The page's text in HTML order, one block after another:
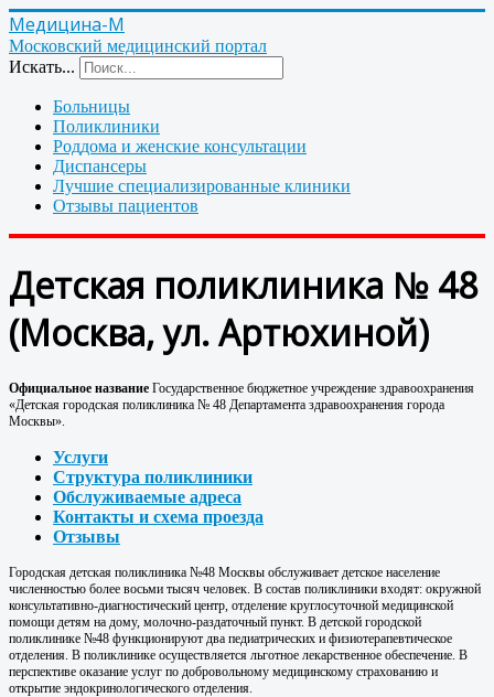
Медицина-М
Московский медицинский портал
Искать...
Больницы
Поликлиники
Роддома и женские консультации
Диспансеры
Лучшие специализированные клиники
Отзывы пациентов
Детская поликлиника № 48
(Москва, ул. Артюхиной)
Официальное название Государственное бюджетное учреждение здравоохранения
«Детская городская поликлиника № 48 Департамента здравоохранения города
Москвы».
Услуги
Структура поликлиники
Обслуживаемые адреса
Контакты и схема проезда
Отзывы
Городская детская поликлиника №48 Москвы обслуживает детское население
численностью более восьми тысяч человек. В состав поликлиники входят: окружной
консультативно-диагностический центр, отделение круглосуточной медицинской
помощи детям на дому, молочно-раздаточный пункт. В детской городской
поликлинике №48 функционируют два педиатрических и физиотерапевтическое
отделения. В поликлинике осуществляется льготное лекарственное обеспечение. В
перспективе оказание услуг по добровольному медицинскому страхованию и
открытие эндокринологического отделения.